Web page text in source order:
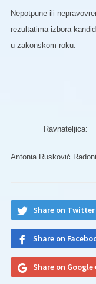
Nepotpune ili
rezultatima izbora
u zakonskom roku.
Ravnateljica:
Antonia Rusković
Share on Twitter
Share on
Share on